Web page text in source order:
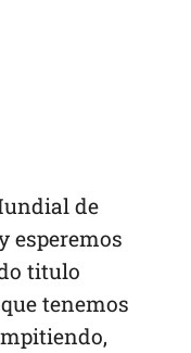
de
esperemos
titulo
tenemos